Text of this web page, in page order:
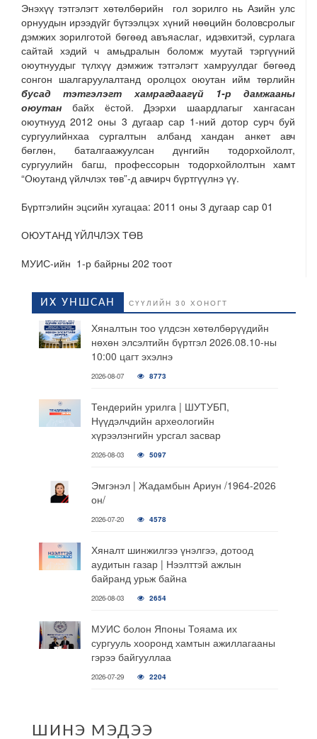
Энэхүү тэтгэлэгт хөтөлбөрийн гол зорилго нь Азийн улс
орнуудын ирээдүйг бүтээлцэх хүний нөөцийн боловсролыг
дэмжих зорилготой бөгөөд авъяаслаг, идэвхитэй, сурлага
сайтай хэдий ч амьдралын боломж муутай тэргүүний
оюутнуудыг түлхүү дэмжиж тэтгэлэгт хамруулдаг бөгөөд
сонгон шалгаруулалтанд оролцох оюутан ийм төрлийн
бусад тэтгэлэгт хамрагдаагүй
1-р дамжааны
оюутан байх ёстой. Дээрхи шаардлагыг хангасан
оюутнууд 2012 оны 3 дугаар сар 1-ний дотор сурч буй
сургуулийнхаа сургалтын албанд хандан анкет авч
бөглөн, баталгаажуулсан дүнгийн тодорхойлолт,
сургуулийн багш, профессорын тодорхойлолтын хамт
“Оюутанд үйлчлэх төв”-д авчирч бүртгүүлнэ үү.
Бүртгэлийн эцсийн хугацаа: 2011 оны 3 дугаар сар 01
ОЮУТАНД ҮЙЛЧЛЭХ ТӨВ
МУИС-ийн 1-р байрны 202 тоот
ИХ УНШСАН СҮҮЛИЙН 30 ХОНОГТ
Хяналтын тоо үлдсэн хөтөлбөрүүдийн
нөхөн элсэлтийн бүртгэл 2026.08.10-ны
10:00 цагт эхэлнэ
2026-08-07 8773
Тендерийн урилга | ШУТУБП,
Нүүдэлчдийн археологийн
хүрээлэнгийн урсгал засвар
2026-08-03 5097
Эмгэнэл | Жадамбын Ариун /1964-2026
он/
2026-07-20 4578
Хяналт шинжилгээ үнэлгээ, дотоод
аудитын газар | Нээлттэй ажлын
байранд урьж байна
2026-08-03 2654
МУИС болон Японы Тояама их
сургууль хооронд хамтын ажиллагааны
гэрээ байгууллаа
2026-07-29 2204
ШИНЭ МЭДЭЭ